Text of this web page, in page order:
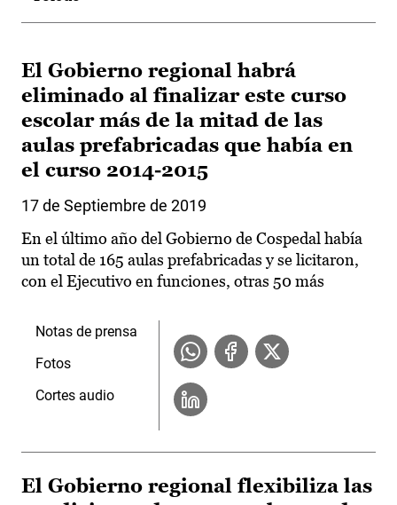
El Gobierno regional habrá
eliminado al finalizar este curso
escolar más de la mitad de las
aulas prefabricadas que había en
el curso 2014-2015
17 de Septiembre de 2019
En el último año del Gobierno de Cospedal había
un total de 165 aulas prefabricadas y se licitaron,
con el Ejecutivo en funciones, otras 50 más
Notas de prensa
Fotos
Cortes audio
El Gobierno regional flexibiliza las